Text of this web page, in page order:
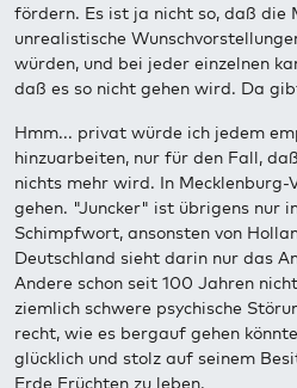
fördern. Es ist ja nicht so, daß die
unrealistische
würden, und bei jeder einzelnen
daß es so nicht gehen wird. Da
Hmm... privat würde ich jedem
hinzuarbeiten, nur für den Fall,
nichts mehr wird. In
gehen. "Juncker" ist übrigens nur
Schimpfwort, ansonsten von
Deutschland sieht darin nur das
Andere schon seit 100 Jahren
ziemlich schwere psychische
recht, wie es bergauf gehen
glücklich und stolz auf seinem
Erde Früchten zu leben.